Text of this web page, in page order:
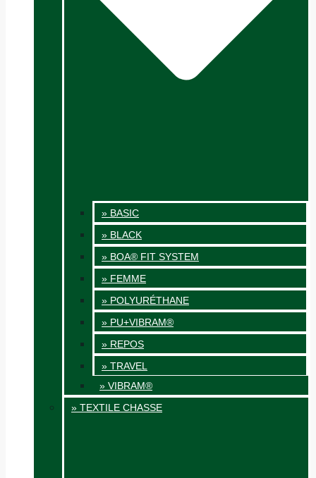
» BASIC
» BLACK
» BOA® FIT SYSTEM
» FEMME
» POLYURÉTHANE
» PU+VIBRAM®
» REPOS
» TRAVEL
» VIBRAM®
» TEXTILE CHASSE